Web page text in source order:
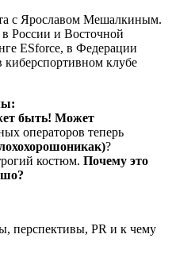
с Ярославом Мешалкиным.
России и Восточной
ESforce, в Федерации
киберспортивном клубе
быть! Может
операторов теперь
?
костюм. Почему это